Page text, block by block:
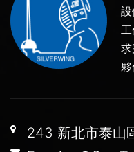
夥
243 新北市泰山